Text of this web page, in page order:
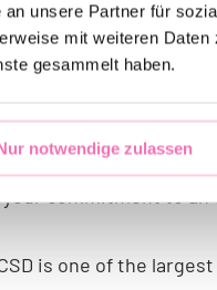
an unsere Partner für
mit weiteren
gesammelt haben.
notwendige zulassen
worldwide, we
committed to
commitment to an
is one of the